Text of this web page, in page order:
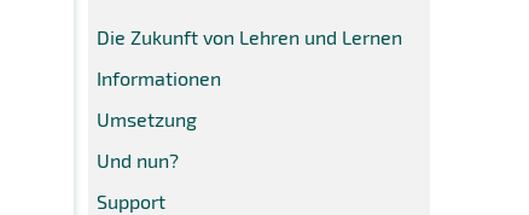
Die Zukunft von Lehren und Lernen
Informationen
Umsetzung
Und nun?
Support